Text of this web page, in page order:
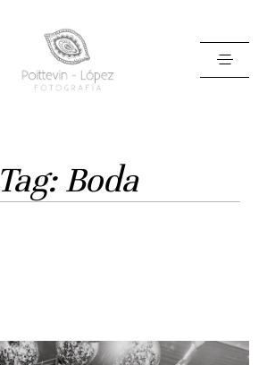
Tag: Boda